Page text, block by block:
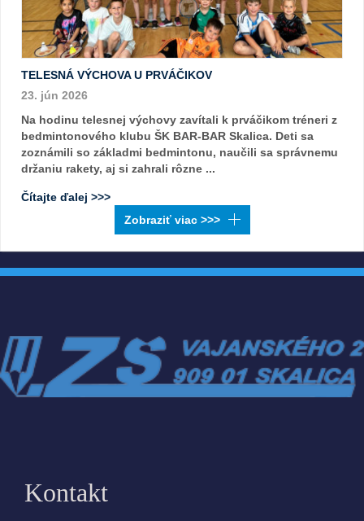
TELESNÁ VÝCHOVA U PRVÁČIKOV
23. jún 2026
Na hodinu telesnej výchovy zavítali k prváčikom tréneri z
bedmintonového klubu ŠK BAR-BAR Skalica. Deti sa
zoznámili so základmi bedmintonu, naučili sa správnemu
držaniu rakety, aj si zahrali rôzne ...
Čítajte ďalej >>>
Kontakt